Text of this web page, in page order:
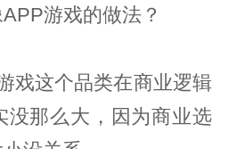
游戏的做法？
戏这个品类在商业逻辑
没那么大，因为商业选